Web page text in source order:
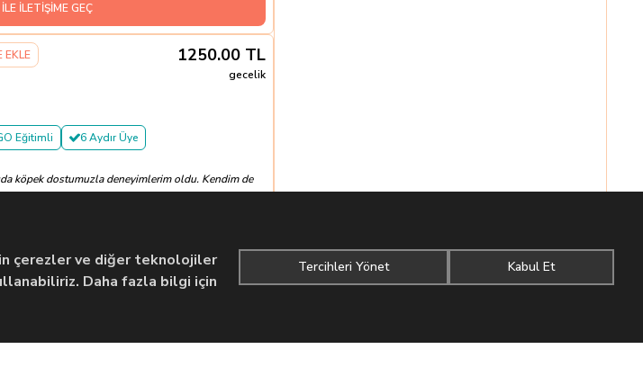
İLETİŞİME GEÇ
EKLE 1250.00 TL
gecelik
Eğitimli
6 Aydır Üye
köpek dostumuzla deneyimlerim oldu. Kendim de
İLETİŞİME GEÇ
çerezler ve diğer teknolojiler
Daha fazla bilgi için
Tercihleri Yönet Kabul Et